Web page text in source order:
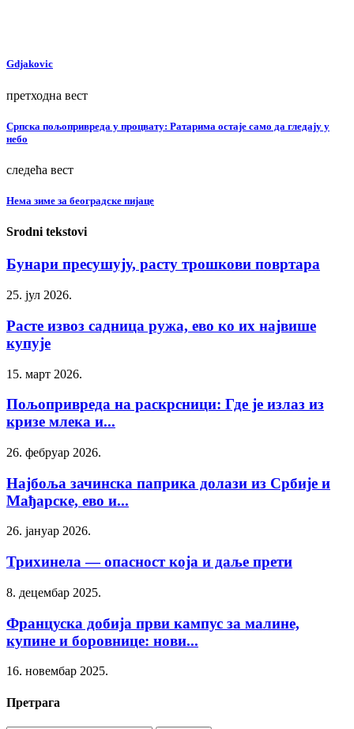
Gdjakovic
претходна вест
Српска пољопривреда у процвату: Ратарима остаје само да гледају у
небо
следећа вест
Нема зиме за београдске пијаце
Srodni tekstovi
Бунари пресушују, расту трошкови повртара
25. јул 2026.
Расте извоз садница ружа, ево ко их највише
купује
15. март 2026.
Пољопривреда на раскрсници: Где је излаз из
кризе млека и...
26. фебруар 2026.
Најбоља зачинска паприка долази из Србије и
Мађарске, ево и...
26. јануар 2026.
Трихинела — опасност која и даље прети
8. децембар 2025.
Француска добија први кампус за малине,
купине и боровнице: нови...
16. новембар 2025.
Претрага